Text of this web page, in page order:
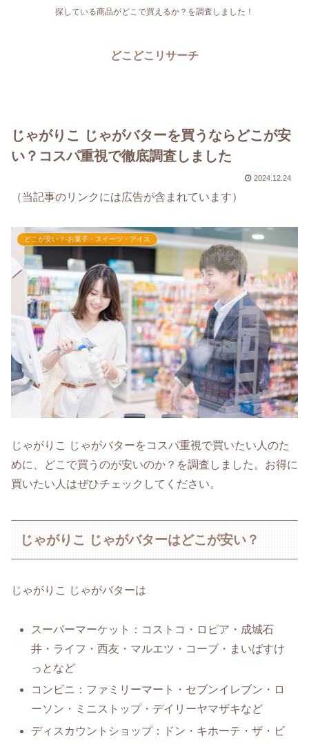
探している商品がどこで買えるか？を調査しました！
どこどこリサーチ
じゃがりこ じゃがバターを買うならどこが安
い？コスパ重視で徹底調査しました
2024.12.24
（当記事のリンクには広告が含まれています）
どこが安い？-お菓子・スイーツ・アイス
じゃがりこ じゃがバターをコスパ重視で買いたい人のた
めに、どこで買うのが安いのか？を調査しました。お得に
買いたい人はぜひチェックしてください。
じゃがりこ じゃがバターはどこが安い？
じゃがりこ じゃがバターは
スーパーマーケット：コストコ・ロピア・成城石
井・ライフ・西友・マルエツ・コープ・まいばすけ
っとなど
コンビニ：ファミリーマート・セブンイレブン・ロ
ーソン・ミニストップ・デイリーヤマザキなど
ディスカウントショップ：ドン・キホーテ・ザ・ビ